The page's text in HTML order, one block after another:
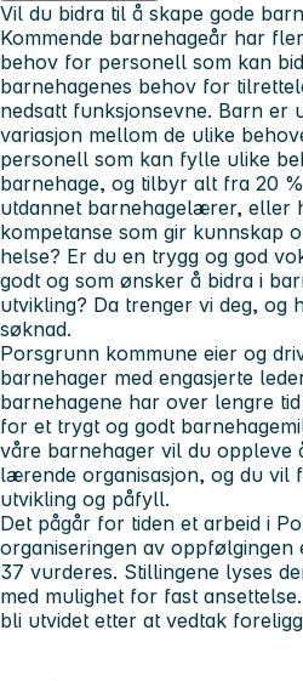
Vil du bidra til å skape gode
Kommende barnehageår har
behov for personell som kan
barnehagenes behov for
nedsatt funksjonsevne. Barn er
variasjon mellom de ulike
personell som kan fylle ulike
barnehage, og tilbyr alt fra 20
utdannet barnehagelærer, eller
kompetanse som gir kunnskap
helse? Er du en trygg og god
godt og som ønsker å bidra i
utvikling? Da trenger vi deg, og
søknad.
Porsgrunn kommune eier og
barnehager med engasjerte
barnehagene har over lengre
for et trygt og godt
våre barnehager vil du oppleve
lærende organisasjon, og du vil
utvikling og påfyll.
Det pågår for tiden et arbeid i
organiseringen av oppfølgingen
37 vurderes. Stillingene lyses
med mulighet for fast
bli utvidet etter at vedtak